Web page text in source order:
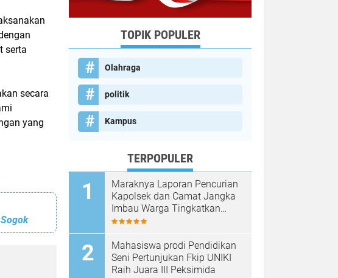
serta
secara
yang
TOPIK POPULER
Olahraga
politik
Kampus
TERPOPULER
Maraknya Laporan Pencurian
Kapolsek dan Camat Jangka
Imbau Warga Tingkatkan
Kewaspadaan
Mahasiswa prodi Pendidikan
Seni Pertunjukan Fkip UNIKI
Raih Juara III Peksimida